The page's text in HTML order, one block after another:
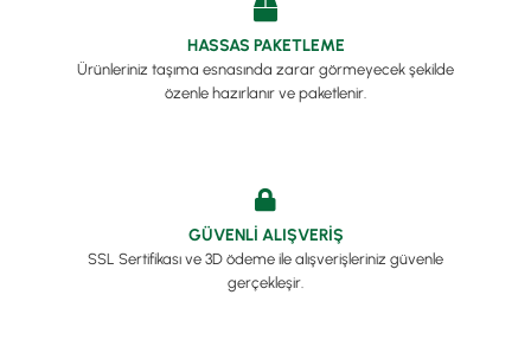
HASSAS PAKETLEME
Ürünleriniz taşıma esnasında zarar görmeyecek şekilde
özenle hazırlanır ve paketlenir.
GÜVENLİ ALIŞVERİŞ
SSL Sertifikası ve 3D ödeme ile alışverişleriniz güvenle
gerçekleşir.